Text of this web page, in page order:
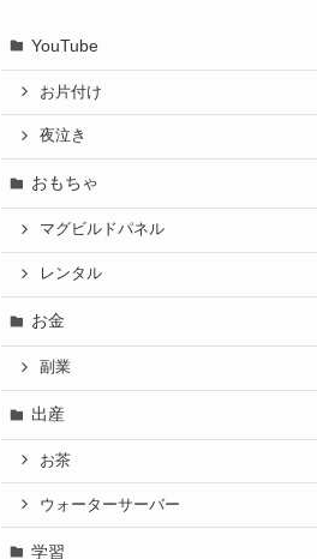
YouTube
お片付け
夜泣き
おもちゃ
マグビルドパネル
レンタル
お金
副業
出産
お茶
ウォーターサーバー
学習